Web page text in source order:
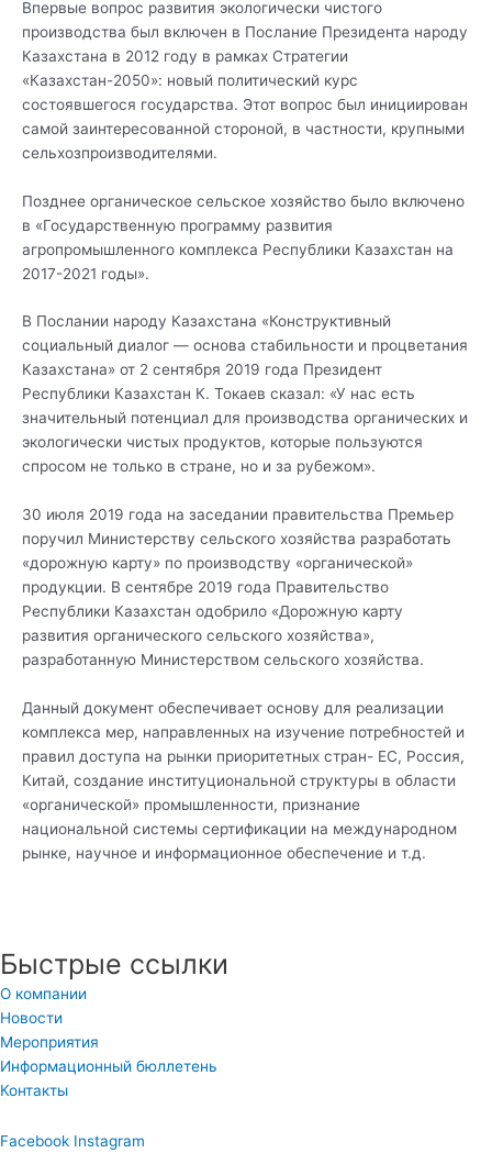
Впервые вопрос развития экологически чистого
производства был включен в Послание Президента народу
Казахстана в 2012 году в рамках Стратегии
«Казахстан-2050»: новый политический курс
состоявшегося государства. Этот вопрос был инициирован
самой заинтересованной стороной, в частности, крупными
сельхозпроизводителями.
Позднее органическое сельское хозяйство было включено
в «Государственную программу развития
агропромышленного комплекса Республики Казахстан на
2017-2021 годы».
В Послании народу Казахстана «Конструктивный
социальный диалог — основа стабильности и процветания
Казахстана» от 2 сентября 2019 года Президент
Республики Казахстан К. Токаев сказал: «У нас есть
значительный потенциал для производства органических и
экологически чистых продуктов, которые пользуются
спросом не только в стране, но и за рубежом».
30 июля 2019 года на заседании правительства Премьер
поручил Министерству сельского хозяйства разработать
«дорожную карту» по производству «органической»
продукции. В сентябре 2019 года Правительство
Республики Казахстан одобрило «Дорожную карту
развития органического сельского хозяйства»,
разработанную Министерством сельского хозяйства.
Данный документ обеспечивает основу для реализации
комплекса мер, направленных на изучение потребностей и
правил доступа на рынки приоритетных стран- ЕС, Россия,
Китай, создание институциональной структуры в области
«органической» промышленности, признание
национальной системы сертификации на международном
рынке, научное и информационное обеспечение и т.д.
Быстрые ссылки
О компании
Новости
Мероприятия
Информационный бюллетень
Контакты
Facebook Instagram